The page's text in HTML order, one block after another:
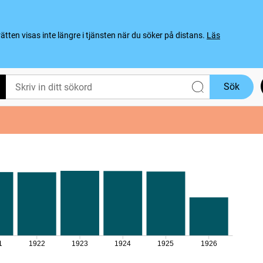
visas inte längre i tjänsten när du söker på distans. Läs
Sök
1922 1923 1924 1925 1926